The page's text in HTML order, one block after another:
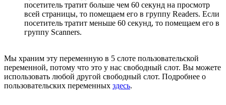
посетитель тратит больше чем 60 секунд на просмотр
всей страницы, то помещаем его в группу Readers. Если
посетитель тратит меньше 60 секунд, то помещаем его в
группу Scanners.
Мы храним эту переменную в 5 слоте пользовательской
переменной, потому что это у нас свободный слот. Вы можете
использовать любой другой свободный слот. Подробнее о
пользовательских переменных здесь.